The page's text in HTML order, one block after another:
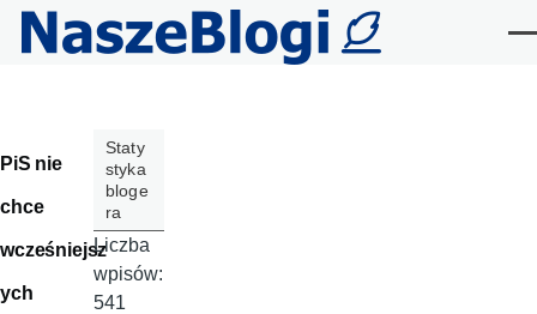
Przejdź do treści
PiS nie
chce
wcześniejsz
ych
Staty
styka
bloge
ra
Liczba
wpisów:
541